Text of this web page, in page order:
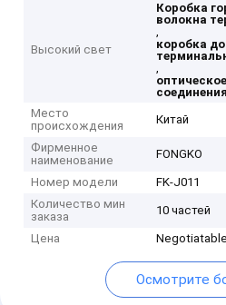
Высокий свет
Коробка
волокна
,
коробка
,
Место
происхождения
Китай
Фирменное
наименование
FONGKO
Номер модели
FK-J011
Количество мин
заказа
10 частей
Цена Negotiatable
Осмотрите